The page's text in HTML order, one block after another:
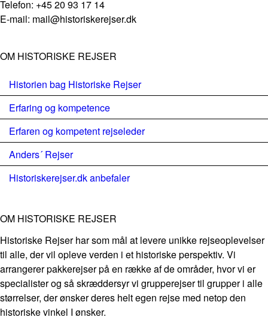
Telefon: +45 20 93 17 14
E-mail: mail@historiskerejser.dk
OM HISTORISKE REJSER
Historien bag Historiske Rejser
Erfaring og kompetence
Erfaren og kompetent rejseleder
Anders´ Rejser
Historiskerejser.dk anbefaler
OM HISTORISKE REJSER
Historiske Rejser har som mål at levere unikke rejseoplevelser
til alle, der vil opleve verden i et historiske perspektiv. Vi
arrangerer pakkerejser på en række af de områder, hvor vi er
specialister og så skræddersyr vi grupperejser til grupper i alle
størrelser, der ønsker deres helt egen rejse med netop den
historiske vinkel I ønsker.